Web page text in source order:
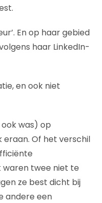
En op haar gebied
haar LinkedIn-
en ook niet
was) op
Of het verschil
waren twee niet te
ze best dicht bij
andere een